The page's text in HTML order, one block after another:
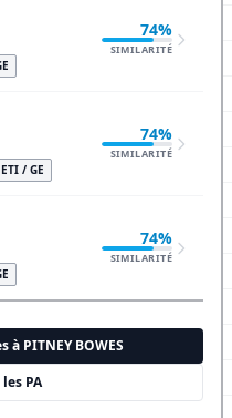
74%
SIMILARITÉ
ETI / GE
74%
SIMILARITÉ
74%
SIMILARITÉ
PITNEY BOWES
PA